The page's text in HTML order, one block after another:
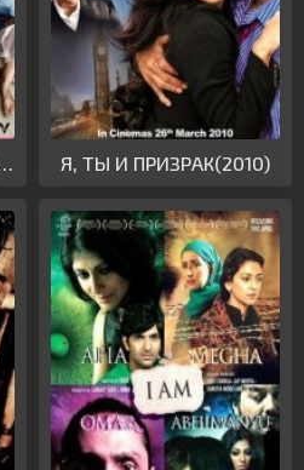
Я, ТЫ И ПРИЗРАК(2010)